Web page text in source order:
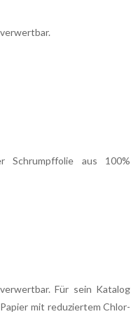
Schrumpffolie aus 100%
Für sein Katalog
mit reduziertem Chlor-